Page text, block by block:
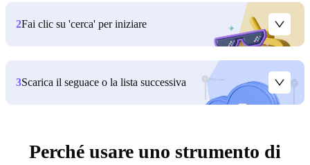
2Fai clic su 'cerca' per iniziare
3Scarica il seguace o la lista successiva
Perché usare uno strumento di